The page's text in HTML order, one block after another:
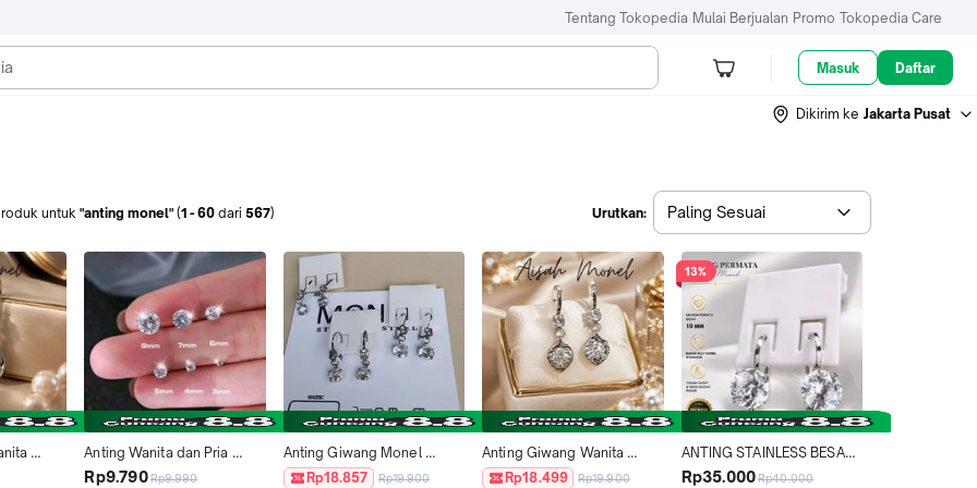
Tentang Tokopedia Mulai Berjualan Promo Tokopedia Care
Masuk Daftar
Dikirim ke Jakarta Pusat
untuk "anting monel" (1 -60 dari 567) Urutkan: Paling Sesuai
Anting Wanita dan Pria
diamond Sepasang
Rp9.790Rp9.990
Anting Giwang Monel
Permata Diamond Original
Rp18.857 Rp19.900
Anting Giwang Wanita
Monel Anti Luntur Permata
Rp18.499 Rp19.900
13%
ANTING STAINLESS BESAR
10 MM / ANTING BESI
Rp35.000Rp40.000